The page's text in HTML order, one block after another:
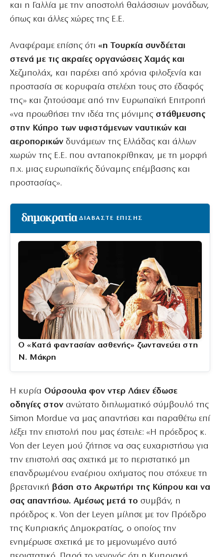
και η Γαλλία με την αποστολή θαλάσσιων μονάδων,
όπως και άλλες χώρες της Ε.Ε.
Αναφέραμε επίσης ότι «η Τουρκία συνδέεται
στενά με τις ακραίες οργανώσεις Χαμάς και
Χεζμπολάχ, και παρέχει από χρόνια φιλοξενία και
προστασία σε κορυφαία στελέχη τους στο έδαφός
της» και ζητούσαμε από την Ευρωπαϊκή Επιτροπή
«να προωθήσει την ιδέα της μόνιμης στάθμευσης
στην Κύπρο των υφιστάμενων ναυτικών και
αεροπορικών δυνάμεων της Ελλάδας και άλλων
χωρών της Ε.Ε. που ανταποκρίθηκαν, με τη μορφή
π.χ. μιας ευρωπαϊκής δύναμης επέμβασης και
προστασίας».
ΔΙΑΒΑΣΤΕ ΕΠΙΣΗΣ
Ο «Κατά φαντασίαν ασθενής» ζωντανεύει στη
Ν. Μάκρη
Η κυρία Ούρσουλα φον ντερ Λάιεν έδωσε
οδηγίες στον ανώτατο διπλωματικό σύμβουλό της
Simon Mordue να μας απαντήσει και παραθέτω επί
λέξει την επιστολή που μας έστειλε: «Η πρόεδρος κ.
Von der Leyen μού ζήτησε να σας ευχαριστήσω για
την επιστολή σας σχετικά με το περιστατικό μη
επανδρωμένου εναέριου οχήματος που στόχευε τη
βρετανική βάση στο Ακρωτήρι της Κύπρου και να
σας απαντήσω. Αμέσως μετά το συμβάν, η
πρόεδρος κ. Von der Leyen μίλησε με τον Πρόεδρο
της Κυπριακής Δημοκρατίας, ο οποίος την
ενημέρωσε σχετικά με το μεμονωμένο αυτό